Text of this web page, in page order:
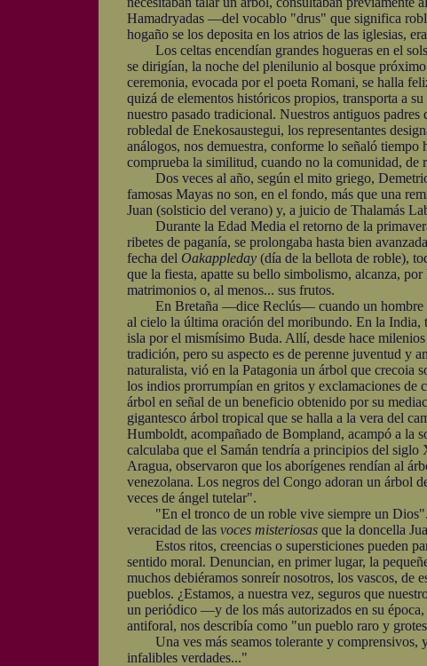
Hamadryadas —del vocablo "drus" que significa
hogaño se los deposita en los atrios de las iglesias,
Los celtas encendían grandes hogueras en el
se dirigían, la noche del plenilunio al bosque
ceremonia, evocada por el poeta Romani, se halla
quizá de elementos históricos propios, transporta a su
nuestro pasado tradicional. Nuestros antiguos
robledal de Enekosaustegui, los representantes
análogos, nos demuestra, conforme lo señaló
comprueba la similitud, cuando no la comunidad, de
Dos veces al año, según el mito griego, Demetrio
famosas Mayas no son, en el fondo, más que una
Juan (solsticio del verano) y, a juicio de Thalamás
Durante la Edad Media el retorno de la primavera
ribetes de paganía, se prolongaba hasta bien
fecha del Oakappleday (día de la bellota de roble),
que la fiesta, apatte su bello simbolismo, alcanza,
matrimonios o, al menos... sus frutos.
En Bretaña —dice Reclús— cuando un hombre
al cielo la última oración del moribundo. En la India,
isla por el mismísimo Buda. Allí, desde hace
tradición, pero su aspecto es de perenne juventud y
naturalista, vió en la Patagonia un árbol que crecoia
los indios prorrumpían en gritos y exclamaciones de
árbol en señal de un beneficio obtenido por su
gigantesco árbol tropical que se halla a la vera del
Humboldt, acompañado de Bompland, acampó a la
calculaba que el Samán tendría a principios del
Aragua, observaron que los aborígenes rendían al
venezolana. Los negros del Congo adoran un árbol
veces de ángel tutelar".
"En el tronco de un roble vive siempre un Dios".
veracidad de las voces misteriosas que la doncella
Estos ritos, creencias o supersticiones pueden
sentido moral. Denuncian, en primer lugar, la
muchos debiéramos sonreír nosotros, los vascos, de
pueblos. ¿Estamos, a nuestra vez, seguros que
un periódico —y de los más autorizados en su época,
antiforal, nos describía como "un pueblo raro y
Una ves más seamos tolerante y comprensivos,
infalibles verdades..."